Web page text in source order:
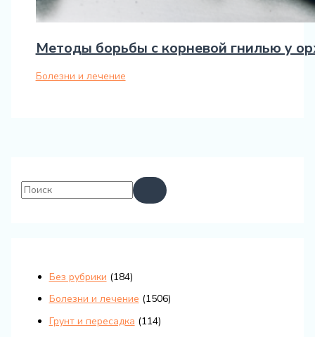
Методы борьбы с корневой гнилью у
Болезни и лечение
Без рубрики (184)
Болезни и лечение (1506)
Грунт и пересадка (114)